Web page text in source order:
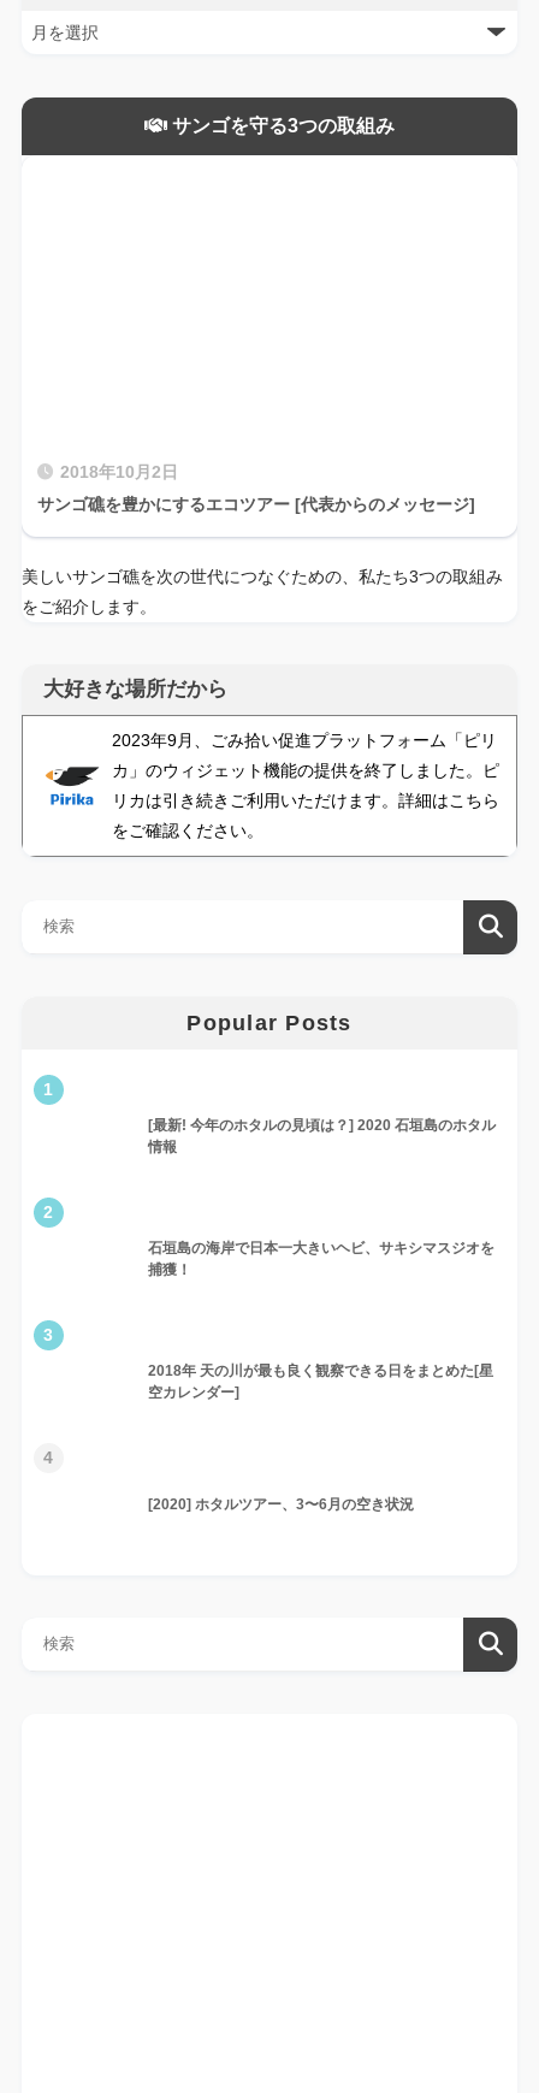
サンゴを守る3つの取組み
2018年10月2日
サンゴ礁を豊かにするエコツアー [代表からのメッセージ]
美しいサンゴ礁を次の世代につなぐための、私たち3つの取組み
をご紹介します。
大好きな場所だから
2023年9月、ごみ拾い促進プラットフォーム「ピリ
カ」のウィジェット機能の提供を終了しました。ピ
リカは引き続きご利用いただけます。詳細はこちら
をご確認ください。
Popular Posts
1
[最新! 今年のホタルの見頃は？] 2020 石垣島のホタル
情報
2
石垣島の海岸で日本一大きいヘビ、サキシマスジオを
捕獲！
3
2018年 天の川が最も良く観察できる日をまとめた[星
空カレンダー]
4
[2020] ホタルツアー、3〜6月の空き状況